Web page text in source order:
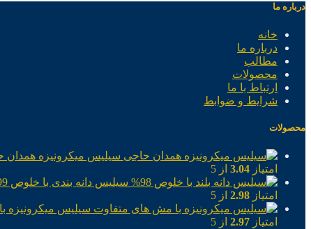
درباره ما
خانه
درباره ما
مطالب
محصولات
ارتباط با ما
شرایط و ضوابط
محصولات
سیلیس میکرونیزه همدان
امتیاز 3.04 از 5
سیلیس دانه بندی با خلوص 99%
امتیاز 2.98 از 5
سیلیس میکرونیزه
امتیاز 2.97 از 5